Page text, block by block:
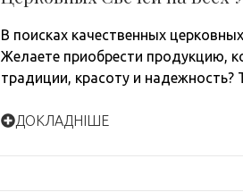
В поисках качественных
Желаете приобрести продукцию,
традиции, красоту и надежность?
ДОКЛАДНІШЕ